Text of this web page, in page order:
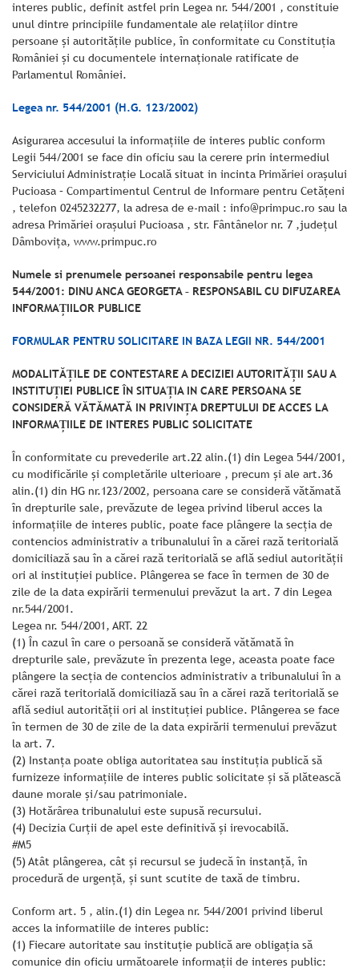
interes public, definit astfel prin Legea nr. 544/2001 , constituie
unul dintre principiile fundamentale ale relaţiilor dintre
persoane şi autorităţile publice, în conformitate cu Constituţia
României şi cu documentele internaţionale ratificate de
Parlamentul României.
Legea nr. 544/2001 (H.G. 123/2002)
Asigurarea accesului la informaţiile de interes public conform
Legii 544/2001 se face din oficiu sau la cerere prin intermediul
Serviciului Administrație Locală situat in incinta Primăriei oraşului
Pucioasa – Compartimentul Centrul de Informare pentru Cetățeni
, telefon 0245232277, la adresa de e-mail : info@primpuc.ro sau la
adresa Primăriei oraşului Pucioasa , str. Fântânelor nr. 7 ,județul
Dâmbovița, www.primpuc.ro
Numele si prenumele persoanei responsabile pentru legea
544/2001: DINU ANCA GEORGETA – RESPONSABIL CU DIFUZAREA
INFORMAȚIILOR PUBLICE
FORMULAR PENTRU SOLICITARE IN BAZA LEGII NR. 544/2001
MODALITĂȚILE DE CONTESTARE A DECIZIEI AUTORITĂȚII SAU A
INSTITUȚIEI PUBLICE ÎN SITUAȚIA IN CARE PERSOANA SE
CONSIDERĂ VĂTĂMATĂ IN PRIVINȚA DREPTULUI DE ACCES LA
INFORMAȚIILE DE INTERES PUBLIC SOLICITATE
În conformitate cu prevederile art.22 alin.(1) din Legea 544/2001,
cu modificările și completările ulterioare , precum şi ale art.36
alin.(1) din HG nr.123/2002, persoana care se consideră vătămată
în drepturile sale, prevăzute de legea privind liberul acces la
informaţiile de interes public, poate face plângere la secţia de
contencios administrativ a tribunalului în a cărei rază teritorială
domiciliază sau în a cărei rază teritorială se află sediul autorităţii
ori al instituţiei publice. Plângerea se face în termen de 30 de
zile de la data expirării termenului prevăzut la art. 7 din Legea
nr.544/2001.
Legea nr. 544/2001, ART. 22
(1) În cazul în care o persoană se consideră vătămată în
drepturile sale, prevăzute în prezenta lege, aceasta poate face
plângere la secţia de contencios administrativ a tribunalului în a
cărei rază teritorială domiciliază sau în a cărei rază teritorială se
află sediul autorităţii ori al instituţiei publice. Plângerea se face
în termen de 30 de zile de la data expirării termenului prevăzut
la art. 7.
(2) Instanţa poate obliga autoritatea sau instituţia publică să
furnizeze informaţiile de interes public solicitate şi să plătească
daune morale şi/sau patrimoniale.
(3) Hotărârea tribunalului este supusă recursului.
(4) Decizia Curţii de apel este definitivă şi irevocabilă.
#M5
(5) Atât plângerea, cât şi recursul se judecă în instanţă, în
procedură de urgenţă, şi sunt scutite de taxă de timbru.
Conform art. 5 , alin.(1) din Legea nr. 544/2001 privind liberul
acces la informatiile de interes public:
(1) Fiecare autoritate sau instituţie publică are obligaţia să
comunice din oficiu următoarele informaţii de interes public: